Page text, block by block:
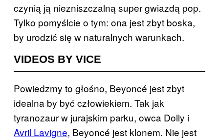
czynią ją niezniszczalną super gwiazdą pop.
Tylko pomyślcie o tym: ona jest zbyt boska,
by urodzić się w naturalnych warunkach.
VIDEOS BY VICE
Powiedzmy to głośno, Beyoncé jest zbyt
idealna by być człowiekiem. Tak jak
tyranozaur w jurajskim parku, owca Dolly i
Avril Lavigne, Beyoncé jest klonem. Nie jest